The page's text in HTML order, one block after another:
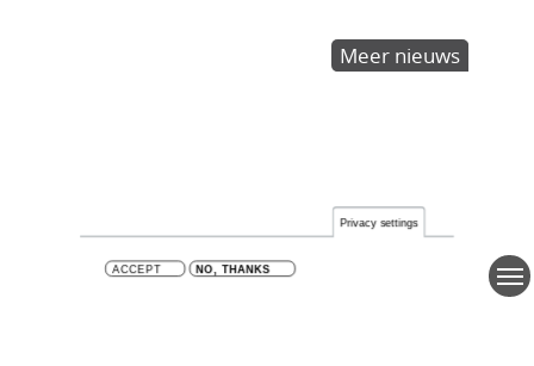
Meer nieuws
Privacy settings
ACCEPT NO, THANKS